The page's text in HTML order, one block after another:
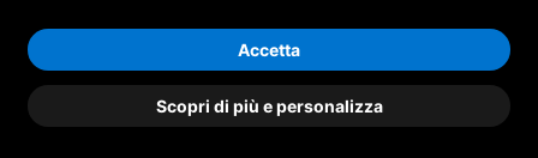
Scopri di più e personalizza
Accetta